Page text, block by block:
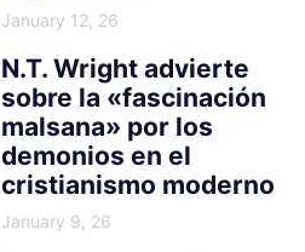
January 12, 26
N.T. Wright advierte
sobre la «fascinación
malsana» por los
demonios en el
cristianismo moderno
January 9, 26